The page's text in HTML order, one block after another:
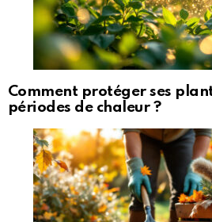
Comment protéger ses
périodes de chaleur ?